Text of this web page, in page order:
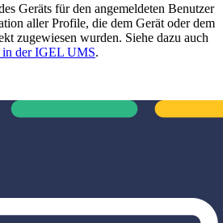
Geräts für den angemeldeten Benutzer
aller Profile, die dem Gerät oder dem
zugewiesen wurden. Siehe dazu auch
in der IGEL UMS.